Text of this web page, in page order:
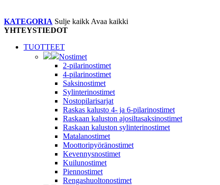
KATEGORIA Sulje kaikk Avaa kaikki
YHTEYSTIEDOT
TUOTTEET
Nostimet
2-pilarinostimet
4-pilarinostimet
Saksinostimet
Sylinterinostimet
Nostopilarisarjat
Raskas kalusto 4- ja 6-pilarinostimet
Raskaan kaluston ajosiltasaksinostimet
Raskaan kaluston sylinterinostimet
Matalanostimet
Moottoripyöränostimet
Kevennysnostimet
Kuilunostimet
Piennostimet
Rengashuoltonostimet